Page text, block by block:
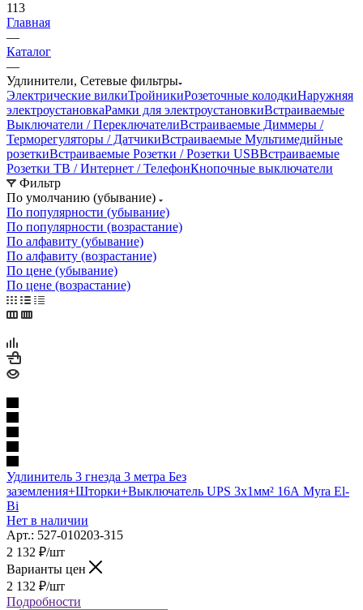
113
Главная
—
Каталог
—
Удлинители, Сетевые фильтры
Электрические вилкиТройникиРозеточные колодкиНаружняя
электроустановкаРамки для электроустановкиВстраиваемые
Выключатели / ПереключателиВстраиваемые Диммеры /
Терморегуляторы / ДатчикиВстраиваемые Мультимедийные
розеткиВстраиваемые Розетки / Розетки USBВстраиваемые
Розетки ТВ / Интернет / ТелефонКнопочные выключатели
Фильтр
По умолчанию (убывание)
По популярности (убывание)
По популярности (возрастание)
По алфавиту (убывание)
По алфавиту (возрастание)
По цене (убывание)
По цене (возрастание)
Удлинитель 3 гнезда 3 метра Без
заземления+Шторки+Выключатель UPS 3х1мм² 16А Myra El-
Bi
Нет в наличии
Арт.: 527-010203-315
2 132 ₽/шт
Варианты цен
2 132 ₽/шт
Подробности